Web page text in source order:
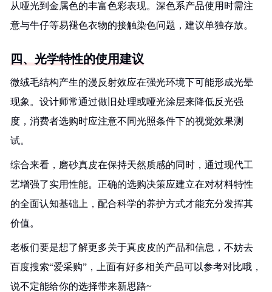
从哑光到金属色的丰富色彩表现。深色系产品使用时需注
意与牛仔等易褪色衣物的接触染色问题，建议单独存放。
四、光学特性的使用建议
微绒毛结构产生的漫反射效应在强光环境下可能形成光晕
现象。设计师常通过做旧处理或哑光涂层来降低反光强
度，消费者选购时应注意不同光照条件下的视觉效果测
试。
综合来看，磨砂真皮在保持天然质感的同时，通过现代工
艺增强了实用性能。正确的选购决策应建立在对材料特性
的全面认知基础上，配合科学的养护方式才能充分发挥其
价值。
老板们要是想了解更多关于真皮皮的产品和信息，不妨去
百度搜索“爱采购”，上面有好多相关产品可以参考对比哦，
说不定能给你的选择带来新思路~